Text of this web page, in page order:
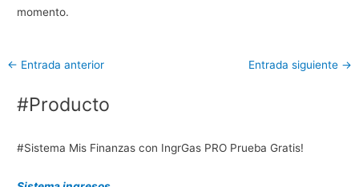
momento.
← Entrada anterior Entrada siguiente →
#Producto
#Sistema Mis Finanzas con IngrGas PRO Prueba Gratis!